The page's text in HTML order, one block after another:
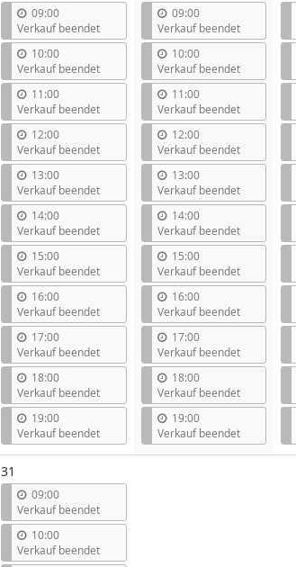
09:00
Verkauf beendet
10:00
Verkauf beendet
11:00
Verkauf beendet
12:00
Verkauf beendet
13:00
Verkauf beendet
14:00
Verkauf beendet
15:00
Verkauf beendet
16:00
Verkauf beendet
17:00
Verkauf beendet
18:00
Verkauf beendet
19:00
Verkauf beendet
09:00
Verkauf beendet
10:00
Verkauf beendet
11:00
Verkauf beendet
12:00
Verkauf beendet
13:00
Verkauf beendet
14:00
Verkauf beendet
15:00
Verkauf beendet
16:00
Verkauf beendet
17:00
Verkauf beendet
18:00
Verkauf beendet
19:00
Verkauf beendet
31
09:00
Verkauf beendet
10:00
Verkauf beendet